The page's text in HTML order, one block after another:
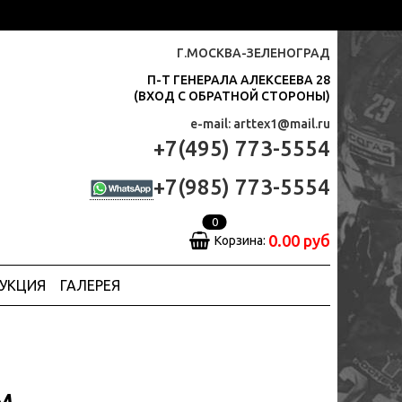
Г.МОСКВА-ЗЕЛЕНОГРАД
П-Т ГЕНЕРАЛА АЛЕКСЕЕВА 28
(ВХОД С ОБРАТНОЙ СТОРОНЫ)
e-mail: arttex1@mail.ru
+7(495) 773-5554
+7(985) 773-5554
0
Корзина: 0.00 руб
ГАЛЕРЕЯ